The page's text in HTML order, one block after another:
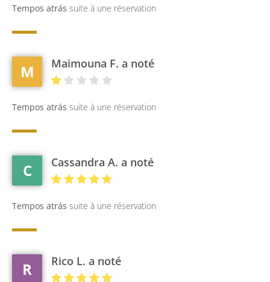
Tempos atrás suite à une réservation
M Maimouna F. a noté
Tempos atrás suite à une réservation
C Cassandra A. a noté
Tempos atrás suite à une réservation
R Rico L. a noté